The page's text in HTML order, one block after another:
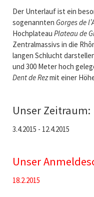
Der Unterlauf ist ein
sogenannten Gorges de
Hochplateau Plateau de
Zentralmassivs in die
langen Schlucht
und 300 Meter hoch
Dent de Rezmit einer
Unser Zeitraum:
3.4.2015 - 12.4.2015
Unser
18.2.2015